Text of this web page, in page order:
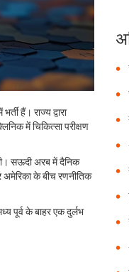
हैं। राज्य द्वारा
में चिकित्सा परीक्षण
सऊदी अरब में दैनिक
अमेरिका के बीच रणनीतिक
पूर्व के बाहर एक दुर्लभ